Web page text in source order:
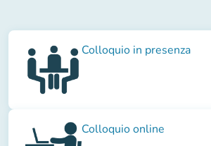
Colloquio in presenza
Colloquio online